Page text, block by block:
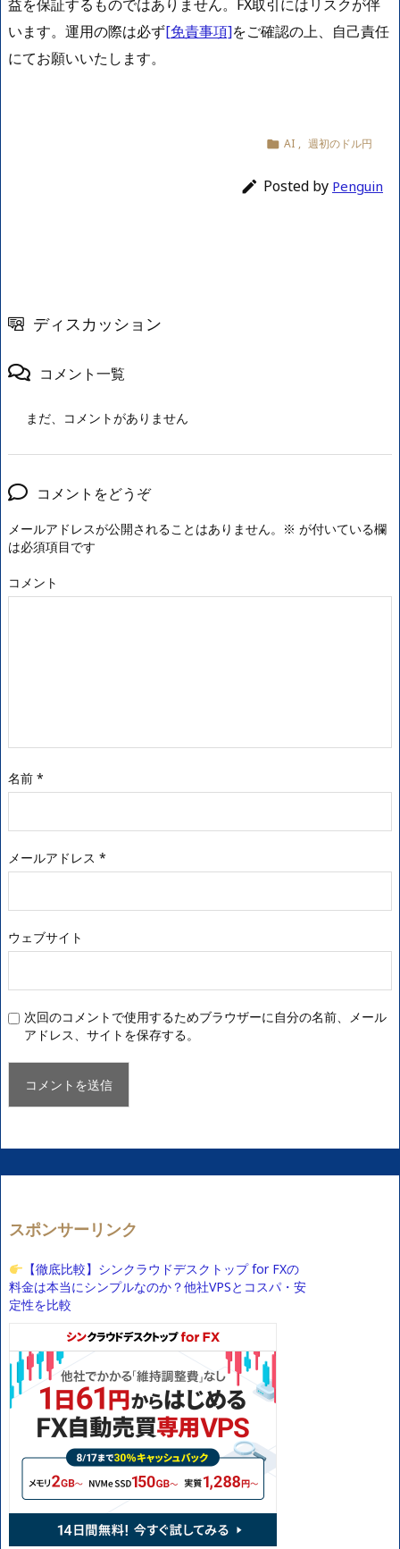
益を保証するものではありません。FX取引にはリスクが伴
います。運用の際は必ず[免責事項]をご確認の上、自己責任
にてお願いいたします。
 AI , 週初のドル円
 Posted by Penguin
ディスカッション
コメント一覧
まだ、コメントがありません
コメントをどうぞ
メールアドレスが公開されることはありません。 ※ が付いている欄
は必須項目です
コメント
名前 *
メールアドレス *
ウェブサイト
次回のコメントで使用するためブラウザーに自分の名前、メール
アドレス、サイトを保存する。
スポンサーリンク
【徹底比較】シンクラウドデスクトップ for FXの
料金は本当にシンプルなのか？他社VPSとコスパ・安
定性を比較